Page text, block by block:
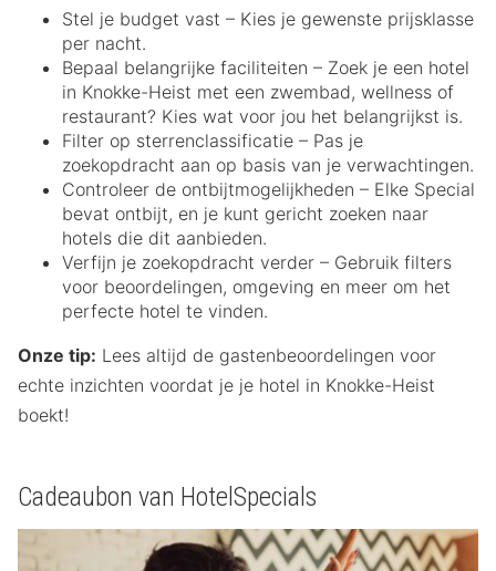
Stel je budget vast – Kies je gewenste prijsklasse
per nacht.
Bepaal belangrijke faciliteiten – Zoek je een hotel
in Knokke-Heist met een zwembad, wellness of
restaurant? Kies wat voor jou het belangrijkst is.
Filter op sterrenclassificatie – Pas je
zoekopdracht aan op basis van je verwachtingen.
Controleer de ontbijtmogelijkheden – Elke Special
bevat ontbijt, en je kunt gericht zoeken naar
hotels die dit aanbieden.
Verfijn je zoekopdracht verder – Gebruik filters
voor beoordelingen, omgeving en meer om het
perfecte hotel te vinden.
Onze tip: Lees altijd de gastenbeoordelingen voor
echte inzichten voordat je je hotel in Knokke-Heist
boekt!
Cadeaubon van HotelSpecials